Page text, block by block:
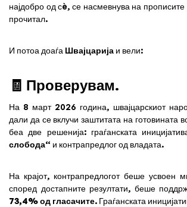
најдобро од сè, се насмевнува на
прочитал.
И потоа доаѓа Швајцарија и вели:
🧾 Проверувам.
На 8 март 2026 година, швајцарскиот
дали да се вклучи заштитата на готовината
беа две решенија: граѓанската
слобода“ и контрапредлог од владата.
На крајот, контрапредлогот беше усвоен
според достапните резултати, беше
73,4% од гласачите. Граѓанската